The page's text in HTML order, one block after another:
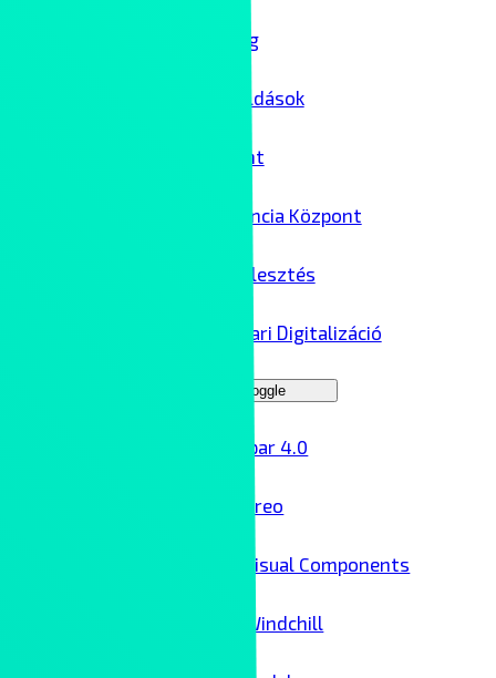
IT biztonság
Felhőmegoldások
Adatközpont
AI Kompetencia Központ
Szoftverfejlesztés
Ipar 4.0 – Ipari Digitalizáció
Menu Toggle
Ipar 4.0
Creo
Visual Components
Windchill